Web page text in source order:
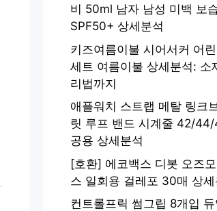
비 50ml 남자 남성 미백 보
SPF50+ 상세분석
키즈여름이불 시어서커 어
세트 여름이불 상세분석: 소
리법까지
애플워치 스트랩 메탈 링크
릿 루프 밴드 시계줄 42/
공용 상세분석
[호환] 에코백스 디봇 오즈
스 일회용 걸레포 30매 상세
컨트롤프릭 썸그립 8개입